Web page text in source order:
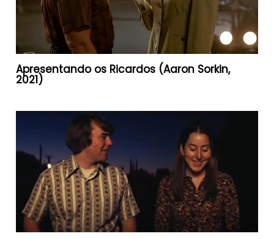
Apresentando os Ricardos (Aaron Sorkin,
2021)